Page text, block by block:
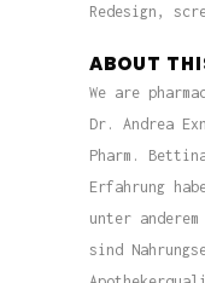
Redesign,
ABOUT
We are
Dr. Andrea
Pharm.
Erfahrung
unter
sind